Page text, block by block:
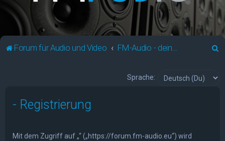
Forum für Audio und Video
Sprache:
- Registrierung
Mit dem Zugriff auf „“ („https://forum.fm-audio.eu“) wird